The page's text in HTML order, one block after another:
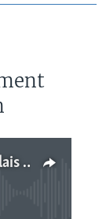
Fonds covid: le gouvernement togolais défend sa gestion